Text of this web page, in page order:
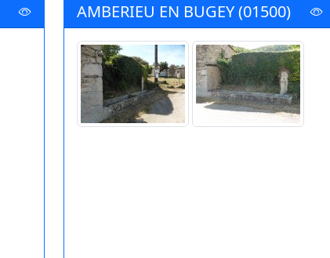
AMBERIEU EN BUGEY (01500)